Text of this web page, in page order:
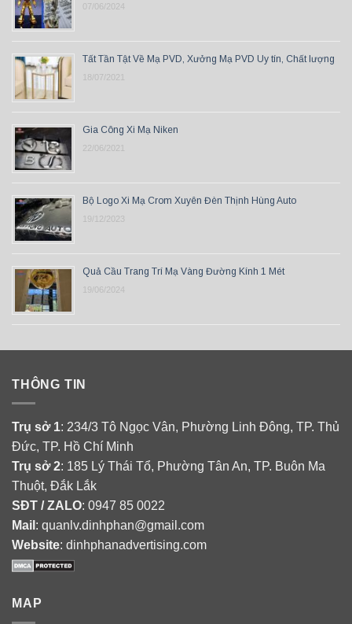
07/06/2024
Tất Tần Tật Về Mạ PVD, Xưởng Mạ PVD Uy tín, Chất lượng
18/07/2021
Gia Công Xi Mạ Niken
22/06/2021
Bộ Logo Xi Mạ Crom Xuyên Đèn Thịnh Hùng Auto
19/12/2023
Quả Cầu Trang Trí Mạ Vàng Đường Kính 1 Mét
19/06/2024
THÔNG TIN
Trụ sở 1: 234/3 Tô Ngọc Vân, Phường Linh Đông, TP. Thủ
Đức, TP. Hồ Chí Minh
Trụ sở 2: 185 Lý Thái Tổ, Phường Tân An, TP. Buôn Ma
Thuột, Đắk Lắk
SĐT / ZALO: 0947 85 0022
Mail : quanlv.dinhphan@gmail.com
Website: dinhphanadvertising.com
MAP